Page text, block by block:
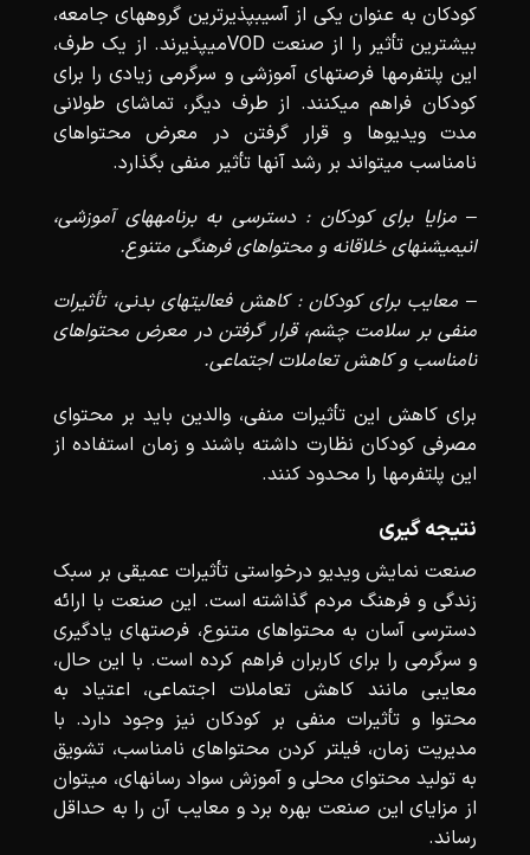
کودکان به عنوان یکی از آسیبپذیرترین گروههای جامعه،
بیشترین تأثیر را از صنعت VODمیپذیرند. از یک طرف،
این پلتفرمها فرصتهای آموزشی و سرگرمی زیادی را برای
کودکان فراهم میکنند. از طرف دیگر، تماشای طولانی
مدت ویدیوها و قرار گرفتن در معرض محتواهای
نامناسب میتواند بر رشد آنها تأثیر منفی بگذارد.
– مزایا برای کودکان : دسترسی به برنامههای آموزشی،
انیمیشنهای خلاقانه و محتواهای فرهنگی متنوع.
– معایب برای کودکان : کاهش فعالیتهای بدنی، تأثیرات
منفی بر سلامت چشم، قرار گرفتن در معرض محتواهای
نامناسب و کاهش تعاملات اجتماعی.
برای کاهش این تأثیرات منفی، والدین باید بر محتوای
مصرفی کودکان نظارت داشته باشند و زمان استفاده از
این پلتفرمها را محدود کنند.
نتیجه گیری
صنعت نمایش ویدیو درخواستی تأثیرات عمیقی بر سبک
زندگی و فرهنگ مردم گذاشته است. این صنعت با ارائه
دسترسی آسان به محتواهای متنوع، فرصتهای یادگیری
و سرگرمی را برای کاربران فراهم کرده است. با این حال،
معایبی مانند کاهش تعاملات اجتماعی، اعتیاد به
محتوا و تأثیرات منفی بر کودکان نیز وجود دارد. با
مدیریت زمان، فیلتر کردن محتواهای نامناسب، تشویق
به تولید محتوای محلی و آموزش سواد رسانهای، میتوان
از مزایای این صنعت بهره برد و معایب آن را به حداقل
رساند.